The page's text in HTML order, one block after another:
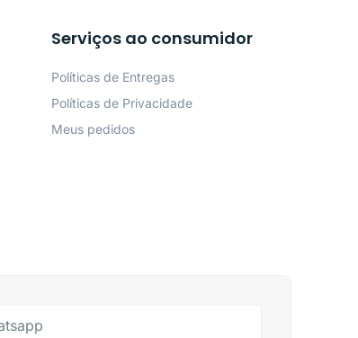
Serviços ao consumidor
Políticas de Entregas
Políticas de Privacidade
Meus pedidos